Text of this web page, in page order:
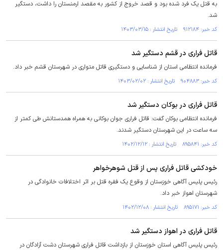
به قتل یک فرد شده بود و قصد خروج از کشور به مقصد ارمنستان را داشت، دستگیر
شد.
کد خبر: ۹۱۲۱۸۴ تاریخ انتشار : ۱۴۰۳/۰۳/۱۵
قاتل فراری در قشم دستگیر شد
فرمانده انتظامی استان از شناسایی و دستگیری قاتل متواری در شهرستان قشم خبر داد.
کد خبر: ۹۰۴۸۸۳ تاریخ انتشار : ۱۴۰۳/۰۲/۰۲
قاتل فراری در بوکان دستگیر شد
فرمانده انتظامی بوکان گفت: قاتل فراری جوان بوکانی به همراه همدستانش طی کمتر از
سه ساعت در این شهرستان دستگیر شدند.
کد خبر: ۸۹۵۸۴۱ تاریخ انتشار : ۱۴۰۲/۱۲/۱۲
خودکشی قاتل فراری پس از قتل شوهرخواهر
رئیس پلیس آگاهی خوزستان از وقوع یک فقره قتل بر اثر اختلافات خانوادگی در
شهرستان اهواز خبر داد.
کد خبر: ۸۹۵۱۷۱ تاریخ انتشار : ۱۴۰۲/۱۲/۰۸
قاتل فراری در اهواز دستگیر شد
رئیس پلیس آگاهی استان خوزستان از بازداشت قاتل فراری شهرستان دشت آزادگان در